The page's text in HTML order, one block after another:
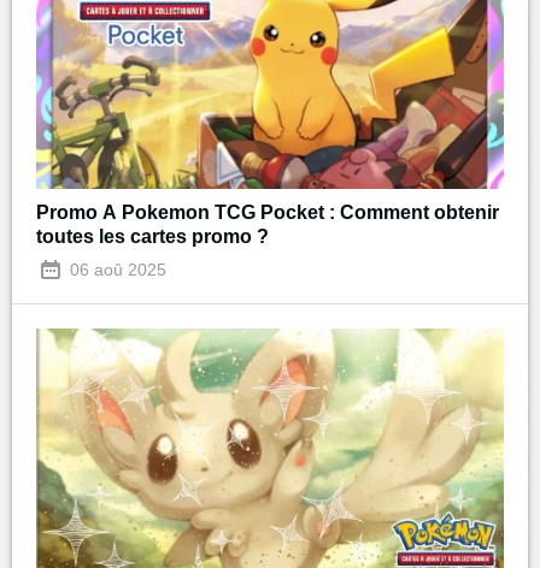
Promo A Pokemon TCG Pocket : Comment obtenir
toutes les cartes promo ?
06 aoû 2025